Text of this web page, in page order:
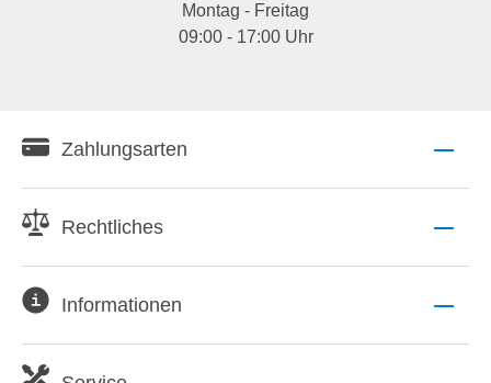
Montag - Freitag
09:00 - 17:00 Uhr
Zahlungsarten
Rechtliches
Informationen